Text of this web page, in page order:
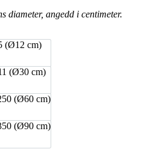
diameter, angedd i centimeter.
(Ø12 cm)
(Ø30 cm)
(Ø60 cm)
(Ø90 cm)